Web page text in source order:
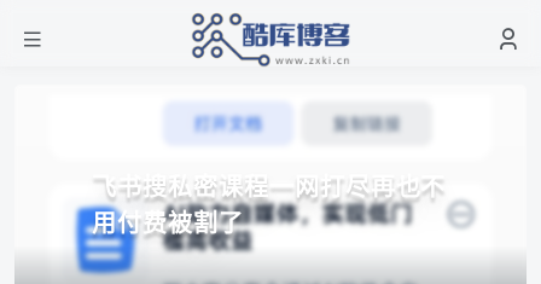
飞书搜私密课程一网打尽再也不
用付费被割了